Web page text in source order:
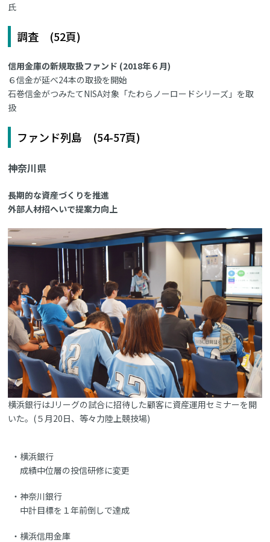
氏
調査 (52頁)
信用金庫の新規取扱ファンド (2018年６月)
６信金が延べ24本の取扱を開始
石巻信金がつみたてNISA対象「たわらノーロードシリーズ」を取
扱
ファンド列島 (54-57頁)
神奈川県
長期的な資産づくりを推進
外部人材招へいで提案力向上
横浜銀行はJリーグの試合に招待した顧客に資産運用セミナーを開
いた。(５月20日、等々力陸上競技場)
横浜銀行
成績中位層の投信研修に変更
神奈川銀行
中計目標を１年前倒しで達成
横浜信用金庫